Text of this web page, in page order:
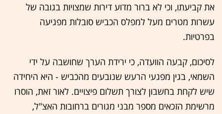
את קביעתו, וכי לא ברור מדוע דירות שמצויות בגובה של
עשרות מטרים מעל למפלס הכביש סובלות מפגיעה
בפרטיות.
לסיכום, קבעה הוועדה, כי ירידת הערך שחושבה על ידי
השמאי, בגין מפגעי הרעש שנובעים מהכביש - היא היחידה
שיש לקחת בחשבון לצורך תשלום פיצויים. לאור זאת, הוסרו
מרשימת הזכאים מספר מבני מגורים ברחובות האצ"ל,